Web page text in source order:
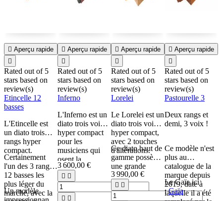
 Aperçu rapide

Rated out of 5
stars based on
review(s)
Etincelle 12
basses
L'Etincelle est
un diato trois
rangs hyper
compact.
Certainement
l'un des 3 rangs
12 basses les
plus léger du
marché, avec la
Un modèle
 Aperçu rapide

Rated out of 5
stars based on
review(s)
Inferno
L'Inferno est un
diato trois voix
hyper compact
pour les
musiciens qui
osent la
différence.
3 600,00 €
 
 
 Aperçu rapide

Rated out of 5
stars based on
review(s)
Lorelei
Le Lorelei est un
diato trois voix
hyper compact,
avec 2 touches
d'altérations.
Ce diato haut de
gamme possède
une grande
richesse de
sonorités main
droite ( 5
3 990,00 €
 
 Aperçu rapide

Rated out of 5
stars based on
review(s)
Pastourelle 3
Deux rangs et
demi, 3 voix !
Ce modèle n'est
plus au
catalogue de la
marque depuis
2019, date à
laquelle il a été
Le Gaïa ici
:Gaïa